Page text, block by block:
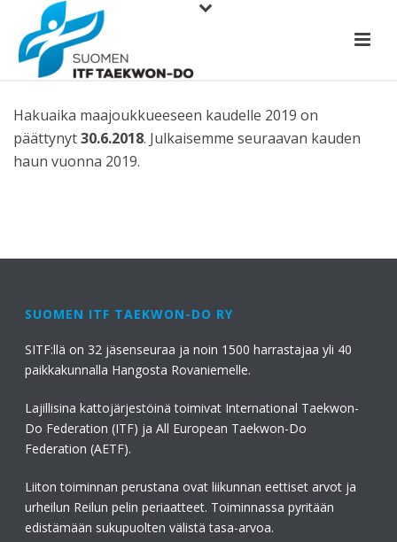
Hakuaika maajoukkueeseen kaudelle 2019 on
päättynyt30.6.2018. Julkaisemme seuraavan kauden
haun vuonna 2019.
SUOMEN ITF TAEKWON-DO RY
SITF:llä on 32 jäsenseuraa ja noin 1500 harrastajaa yli 40
paikkakunnalla Hangosta Rovaniemelle.
Lajillisina kattojärjestöinä toimivat International Taekwon-
Do Federation (ITF) ja All European Taekwon-Do
Federation (AETF).
Liiton toiminnan perustana ovat liikunnan eettiset arvot ja
urheilun Reilun pelin periaatteet. Toiminnassa pyritään
edistämään sukupuolten välistä tasa-arvoa.